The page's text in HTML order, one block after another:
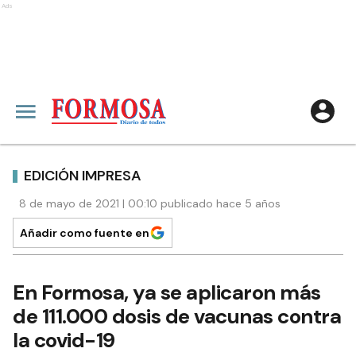
Ads
EDICIÓN IMPRESA
8 de mayo de 2021 | 00:10 publicado hace 5 años
Añadir como fuente en
En Formosa, ya se aplicaron más
de 111.000 dosis de vacunas contra
la covid-19